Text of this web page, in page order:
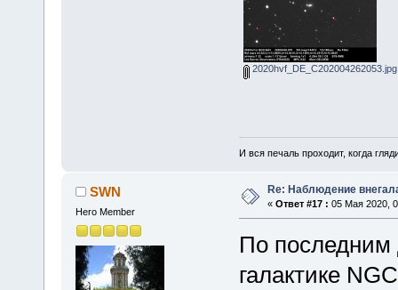
2020hvf_DE_C202004262053.jpg
И вся печаль проходит, когда
SWN
Hero Member
Re: Наблюдение
« Ответ #17 : 05 Мая 2020,
По последним
галактике